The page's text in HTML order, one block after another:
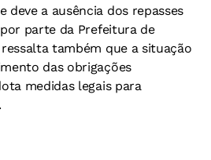
deve a ausência dos repasses
parte da Prefeitura de
também que a situação
das obrigações
medidas legais para